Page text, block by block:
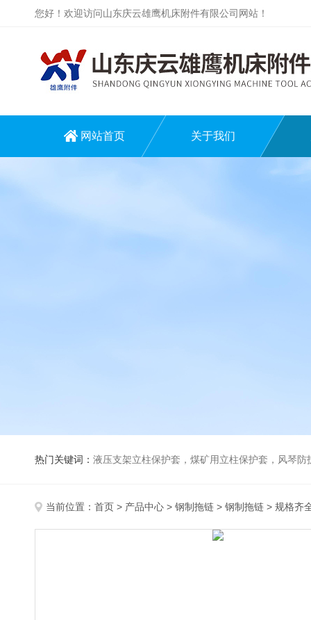
您好！欢迎访问山东庆云雄鹰机床附件有限公司网站！
网站首页 关于我们
热门关键词： 液压支架立柱保护套，煤矿用立柱保护套，风琴
当前位置： 首页 > 产品中心 > 钢制拖链 > 钢制拖链 > 规格齐